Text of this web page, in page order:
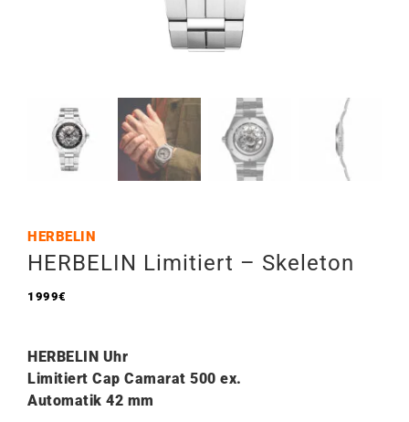
HERBELIN
HERBELIN Limitiert – Skeleton
1999€
HERBELIN Uhr
Limitiert Cap Camarat 500 ex.
Automatik 42 mm